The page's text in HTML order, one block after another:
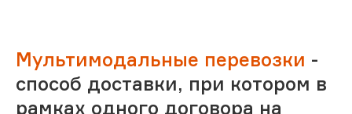
Мультимодальные перевозки -
способ доставки, при котором в
рамках одного договора на